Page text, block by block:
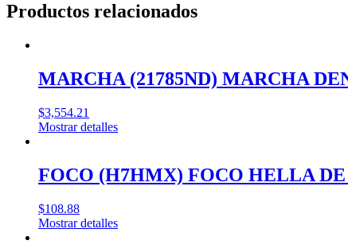
Productos relacionados
MARCHA (21785ND) MARCHA
$3,554.21
Mostrar detalles
FOCO (H7HMX) FOCO HELLA
$108.88
Mostrar detalles